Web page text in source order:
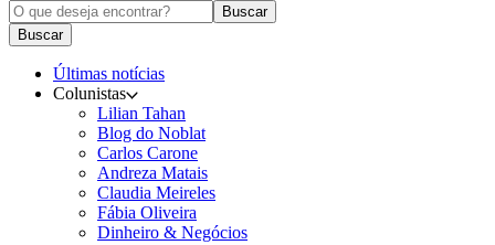
Buscar
Buscar
Últimas notícias
Colunistas
Lilian Tahan
Blog do Noblat
Carlos Carone
Andreza Matais
Claudia Meireles
Fábia Oliveira
Dinheiro & Negócios